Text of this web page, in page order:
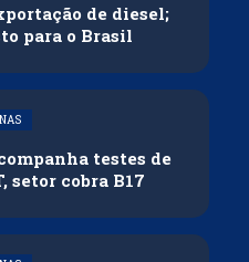
de diesel;
para o Brasil
testes de
setor cobra B17